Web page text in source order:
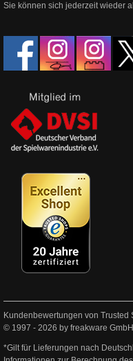
Sie können sich jederzeit wieder
Kundenbewertungen von Trusted
© 1997 - 2026 by freakware GmbH
*Gilt für Lieferungen nach